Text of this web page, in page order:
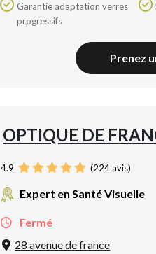
progressifs
Prenez
OPTIQUE DE
4.9 (224avis)
Expert en Santé Visuelle
Fermé
28 avenue de france